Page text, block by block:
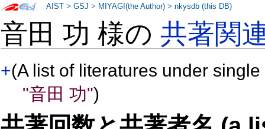
音田 功 様の共著関
+(A list of literatures under
"音田 功")
AIST >GSJ > MIYAGI(the Author) >nkysdb (this DB)